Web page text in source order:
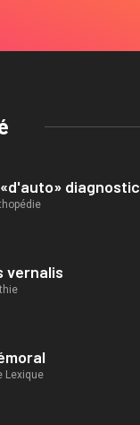
diagnostic
vernalis
Lexique